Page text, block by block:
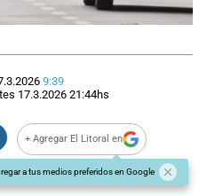
9:39
17.3.2026 21:44hs
+ Agregar El Litoral en
a tus medios preferidos en Google